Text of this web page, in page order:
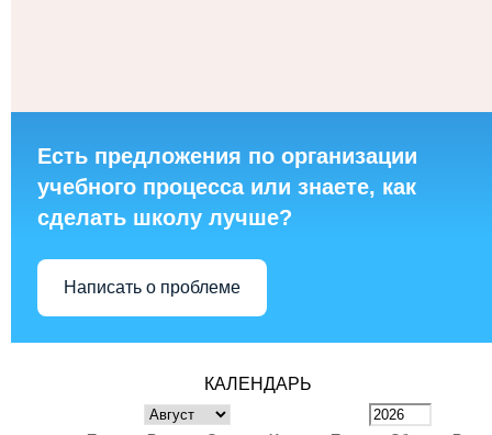
Есть предложения по организации
учебного процесса или знаете, как
сделать школу лучше?
Написать о проблеме
КАЛЕНДАРЬ